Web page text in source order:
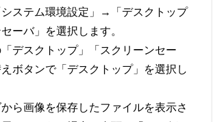
ステム環境設定」→「デスクトップ
ーバ」を選択します。
デスクトップ」「スクリーンセー
ボタンで「デスクトップ」を選択し
ら画像を保存したファイルを表示さ